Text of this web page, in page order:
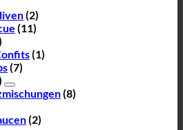
(2)
(11)
(1)
(7)
(8)
(2)